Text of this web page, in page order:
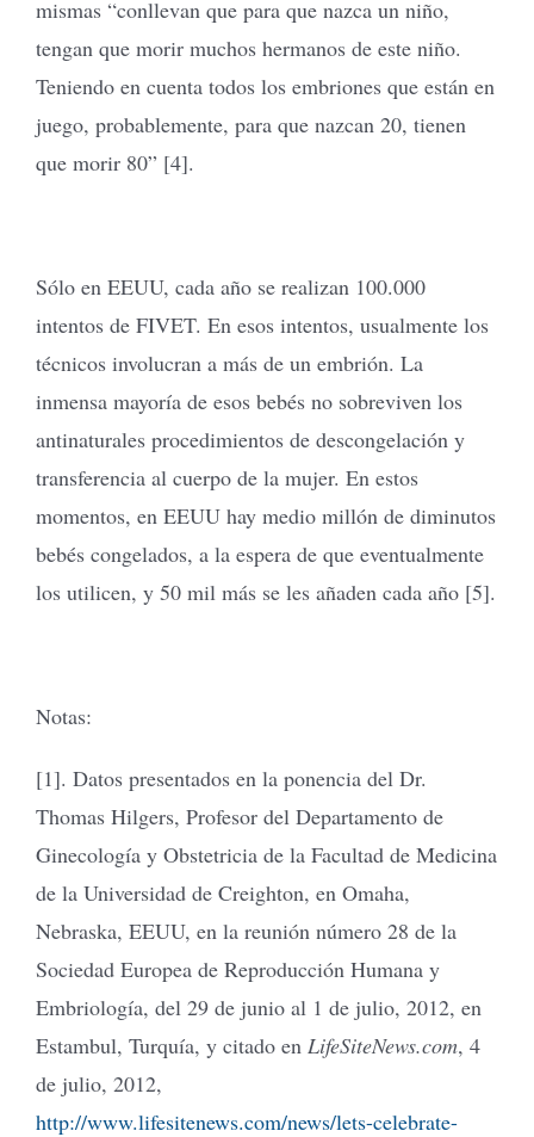
mismas “conllevan que para que nazca un niño,
tengan que morir muchos hermanos de este niño.
Teniendo en cuenta todos los embriones que están en
juego, probablemente, para que nazcan 20, tienen
que morir 80” [4].
Sólo en EEUU, cada año se realizan 100.000
intentos de FIVET. En esos intentos, usualmente los
técnicos involucran a más de un embrión. La
inmensa mayoría de esos bebés no sobreviven los
antinaturales procedimientos de descongelación y
transferencia al cuerpo de la mujer. En estos
momentos, en EEUU hay medio millón de diminutos
bebés congelados, a la espera de que eventualmente
los utilicen, y 50 mil más se les añaden cada año [5].
Notas:
[1]. Datos presentados en la ponencia del Dr.
Thomas Hilgers, Profesor del Departamento de
Ginecología y Obstetricia de la Facultad de Medicina
de la Universidad de Creighton, en Omaha,
Nebraska, EEUU, en la reunión número 28 de la
Sociedad Europea de Reproducción Humana y
Embriología, del 29 de junio al 1 de julio, 2012, en
Estambul, Turquía, y citado en LifeSiteNews.com, 4
de julio, 2012,
http://www.lifesitenews.com/news/lets-celebrate-